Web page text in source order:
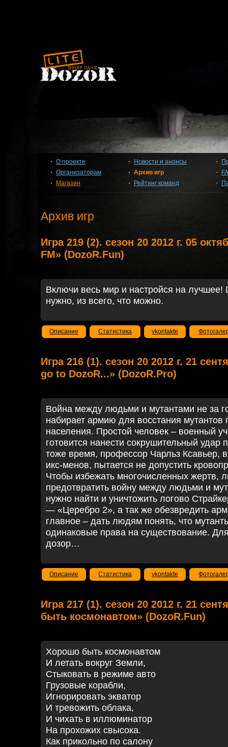
О проекте
Организаторам
Магазин
Новости и анонсы
Архив игр
Рейтинг команд
Архив игр
Игра 219 (2). сезон 20 2012 г. 05
FM» (DozoR.Fun)
Включи весь мир и настройся на лучшее!
нужно, из всего, что можно.
Описание Статистика vkontakte
Игра 216 (1). сезон 20 2012 г. 21
go to DozoR...» (DozoR.Pro)
Война между людьми и мутантами не за
набирает армию для восстания мутантов
населения. Простой человек – военный
готовится нанести сокрушительный удар
тоже время, профессор Чарльз Ксавьер,
икс-менов, пытается не допустить
Чтобы избежать многочисленных жертв,
предотвратить войну между людьми и
нужно найти и уничтожить логово
— «Церебро 2», а так же обезвредить
главное – дать людям понять, что
одинаковые права на существование.
дозор…
Описание Статистика vkontakte
Игра 217 (1). сезон 20 2012 г. 21
быть космонавтом» (DozoR.Fun)
Хорошо быть космонавтом
И летать вокруг Земли,
Стыковать в режиме авто
Грузовые корабли,
Игнорировать экватор
И тревожить облака,
И чихать в иллюминатор
На прохожих свысока.
Как прикольно по салону